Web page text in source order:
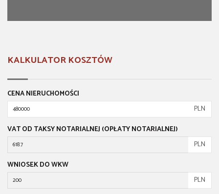
KALKULATOR KOSZTÓW
CENA NIERUCHOMOŚCI
PLN
VAT OD TAKSY NOTARIALNEJ (OPŁATY NOTARIALNEJ)
PLN
WNIOSEK DO WKW
PLN